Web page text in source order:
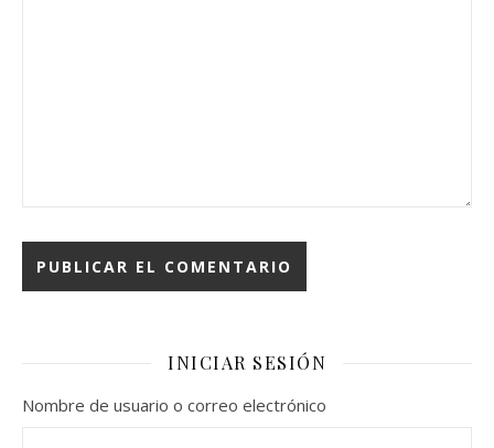
INICIAR SESIÓN
Nombre de usuario o correo electrónico